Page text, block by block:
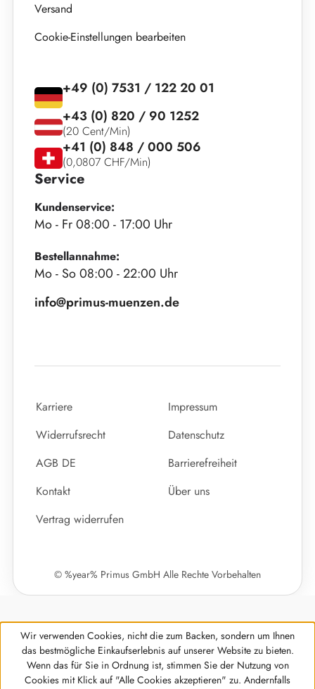
Versand
Cookie-Einstellungen bearbeiten
Service
Kundenservice:
Mo - Fr 08:00 - 17:00 Uhr
Bestellannahme:
Mo - So 08:00 - 22:00 Uhr
info@primus-muenzen.de
+49 (0) 7531 / 122 20 01
+43 (0) 820 / 90 1252
(20 Cent/Min)
+41 (0) 848 / 000 506
(0,0807 CHF/Min)
Karriere
Impressum
Widerrufsrecht
Datenschutz
AGB DE
Barrierefreiheit
Kontakt
Über uns
Vertrag widerrufen
© %year% Primus GmbH Alle Rechte Vorbehalten
Wir verwenden Cookies, nicht die zum Backen, sondern um Ihnen
das bestmögliche Einkaufserlebnis auf unserer Website zu bieten.
Wenn das für Sie in Ordnung ist, stimmen Sie der Nutzung von
Cookies mit Klick auf "Alle Cookies akzeptieren" zu. Andernfalls